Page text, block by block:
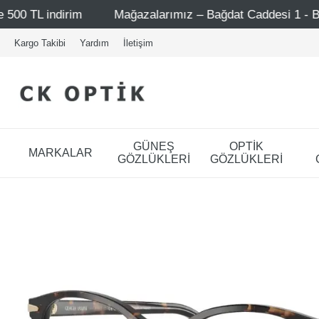
– Bağdat Caddesi 1 - Bağdat Caddesi 2 - Nişantaşı –
Kargo Takibi Yardım İletişim
MARKALAR
GÜNEŞ
GÖZLÜKLERİ
OPTİK
GÖZLÜKLERİ